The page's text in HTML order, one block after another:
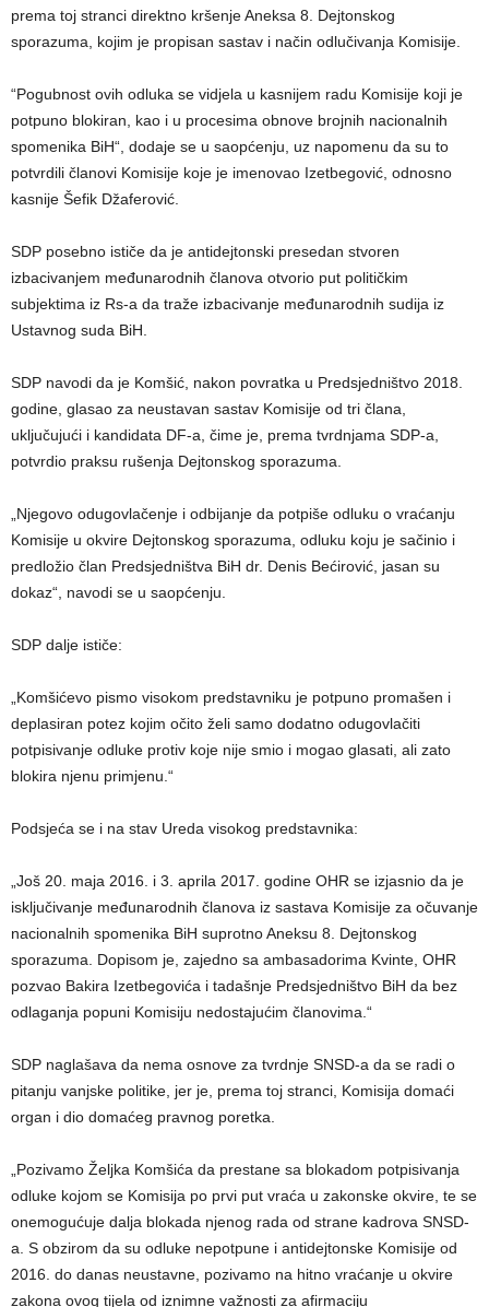
prema toj stranci direktno kršenje Aneksa 8. Dejtonskog
sporazuma, kojim je propisan sastav i način odlučivanja Komisije.
“Pogubnost ovih odluka se vidjela u kasnijem radu Komisije koji je
potpuno blokiran, kao i u procesima obnove brojnih nacionalnih
spomenika BiH“, dodaje se u saopćenju, uz napomenu da su to
potvrdili članovi Komisije koje je imenovao Izetbegović, odnosno
kasnije Šefik Džaferović.
SDP posebno ističe da je antidejtonski presedan stvoren
izbacivanjem međunarodnih članova otvorio put političkim
subjektima iz Rs-a da traže izbacivanje međunarodnih sudija iz
Ustavnog suda BiH.
SDP navodi da je Komšić, nakon povratka u Predsjedništvo 2018.
godine, glasao za neustavan sastav Komisije od tri člana,
uključujući i kandidata DF-a, čime je, prema tvrdnjama SDP-a,
potvrdio praksu rušenja Dejtonskog sporazuma.
„Njegovo odugovlačenje i odbijanje da potpiše odluku o vraćanju
Komisije u okvire Dejtonskog sporazuma, odluku koju je sačinio i
predložio član Predsjedništva BiH dr. Denis Bećirović, jasan su
dokaz“, navodi se u saopćenju.
SDP dalje ističe:
„Komšićevo pismo visokom predstavniku je potpuno promašen i
deplasiran potez kojim očito želi samo dodatno odugovlačiti
potpisivanje odluke protiv koje nije smio i mogao glasati, ali zato
blokira njenu primjenu.“
Podsjeća se i na stav Ureda visokog predstavnika:
„Još 20. maja 2016. i 3. aprila 2017. godine OHR se izjasnio da je
isključivanje međunarodnih članova iz sastava Komisije za očuvanje
nacionalnih spomenika BiH suprotno Aneksu 8. Dejtonskog
sporazuma. Dopisom je, zajedno sa ambasadorima Kvinte, OHR
pozvao Bakira Izetbegovića i tadašnje Predsjedništvo BiH da bez
odlaganja popuni Komisiju nedostajućim članovima.“
SDP naglašava da nema osnove za tvrdnje SNSD-a da se radi o
pitanju vanjske politike, jer je, prema toj stranci, Komisija domaći
organ i dio domaćeg pravnog poretka.
„Pozivamo Željka Komšića da prestane sa blokadom potpisivanja
odluke kojom se Komisija po prvi put vraća u zakonske okvire, te se
onemogućuje dalja blokada njenog rada od strane kadrova SNSD-
a. S obzirom da su odluke nepotpune i antidejtonske Komisije od
2016. do danas neustavne, pozivamo na hitno vraćanje u okvire
zakona ovog tijela od iznimne važnosti za afirmaciju